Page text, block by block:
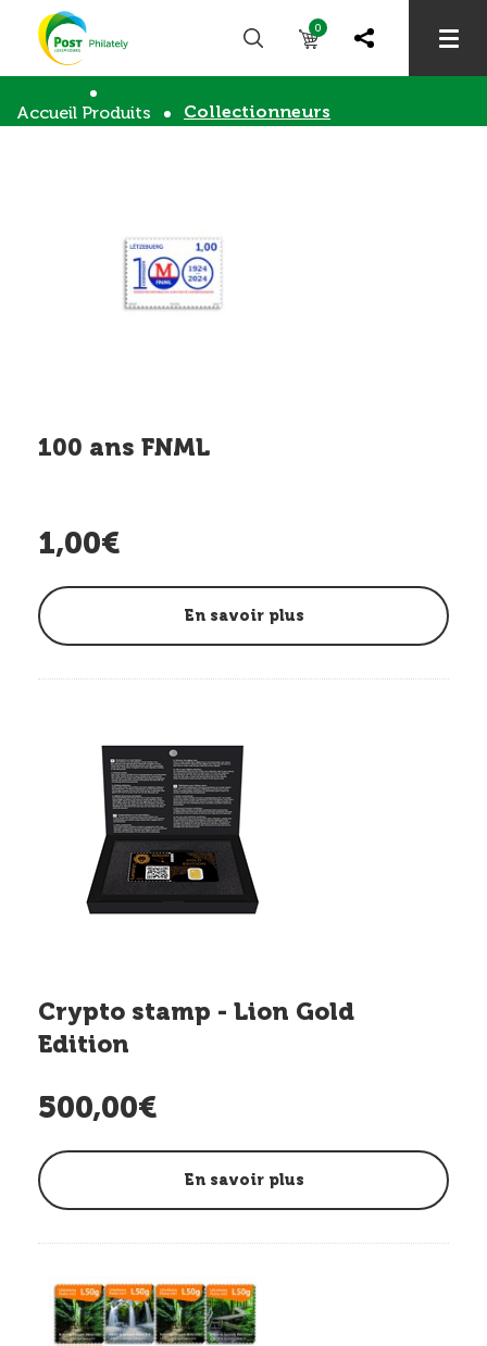
0
Accueil Produits Collectionneurs
100 ans FNML
1,00€
En savoir plus
Crypto stamp - Lion Gold
Edition
500,00€
En savoir plus